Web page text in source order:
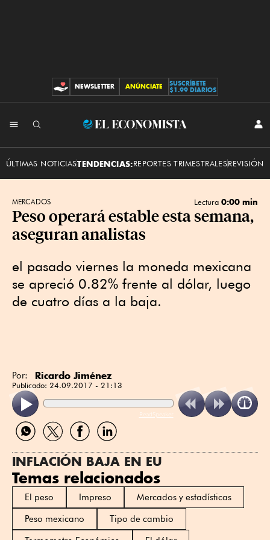
CONTRIBUCIONES
NEWSLETTER ANÚNCIATE
SUSCRÍBETE
$1.99 DIARIOS
El
ÚLTIMAS NOTICIASTENDENCIAS:REPORTES TRIMESTRALESREVISIÓN
MERCADOS Lectura 0:00 min
Peso operará estable esta semana,
aseguran analistas
el pasado viernes la moneda mexicana
se apreció 0.82% frente al dólar, luego
de cuatro días a la baja.
Por: Ricardo Jiménez
Publicado: 24.09.2017 - 21:13
ReadSpeaker
Compartir
por
Compartir
por
Compartir
por
Compartir
por
INFLACIÓN BAJA EN EU
Temas relacionados
El peso Impreso
Mercados y estadísticas
Peso mexicano
Tipo de cambio